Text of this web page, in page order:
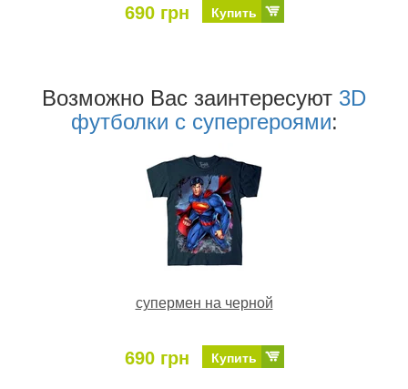
690 грн Купить
Возможно Ваc заинтересуют 3D
футболки c супергероями:
супермен на черной
690 грн Купить